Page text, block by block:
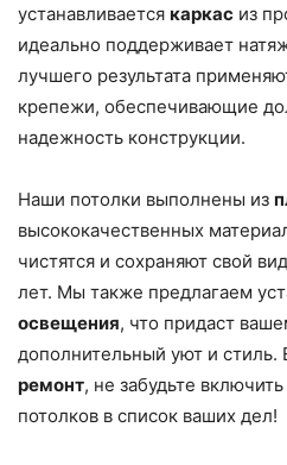
устанавливается каркас из
идеально поддерживает
лучшего результата
крепежи, обеспечивающие
надежность конструкции.
Наши потолки выполнены из
высококачественных
чистятся и сохраняют свой
лет. Мы также предлагаем
освещения, что придаст
дополнительный уют и стиль.
ремонт, не забудьте
потолков в список ваших дел!